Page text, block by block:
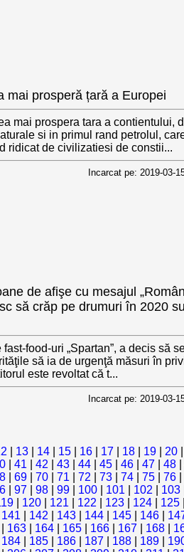
mai prosperă țară a Europei
mai prospera tara a contientului,
si in primul rand petrolul,
ridicat de civilizatiesi de constii...
Incarcat pe: 2019-03-
de afişe cu mesajul
să crăp pe drumuri în 2020
food-uri „Spartan”, a decis să
să ia de urgenţă măsuri în
este revoltat că t...
Incarcat pe: 2019-03-
13 14 15 16 17 18 19 20
|41 |42 |43 |44 |45 |46 |47 |48
|69 |70 |71 |72 |73 |74 |75 |76
|97 |98 |99 100 101 102 103
120 121 122 123 124 125
141 142 143 144 145 146
163 164 165 166 167 168
184 185 186 187 188 189